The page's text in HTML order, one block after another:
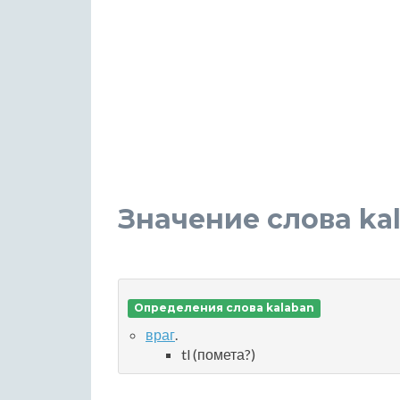
Значение слова
Определения слова kalaban
враг.
tl (помета?)